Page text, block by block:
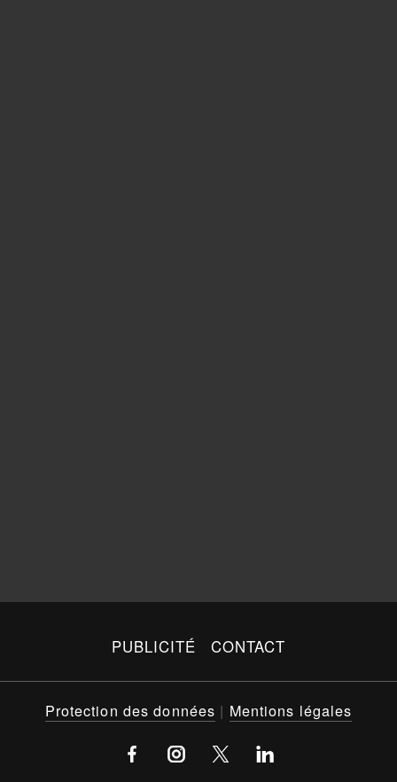
PUBLICITÉ CONTACT
Protection des données | Mentions légales